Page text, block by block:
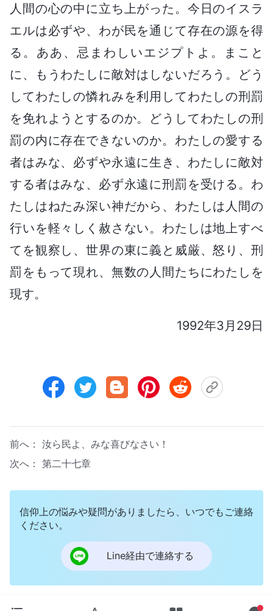
人間の心の中に立ち上がった。今日のイスラ
エルは必ずや、わが民を通じて存在の源を得
る。ああ、忌まわしいエジプトよ。まこと
に、もうわたしに敵対はしないだろう。どう
してわたしの憐れみを利用してわたしの刑罰
を免れようとするのか。どうしてわたしの刑
罰の内に存在できないのか。わたしの愛する
者はみな、必ずや永遠に生き、わたしに敵対
する者はみな、必ず永遠に刑罰を受ける。わ
たしはねたみ深い神だから、わたしは人間の
行いを軽々しく赦さない。わたしは地上すべ
てを観察し、世界の東に義と威厳、怒り、刑
罰をもって現れ、無数の人間たちにわたしを
現す。
1992年3月29日
前へ： 汝ら民よ、みな喜びなさい！
次へ： 第二十七章
信仰上の悩みや疑問がありましたら、いつでもご連絡
ください。
Line経由で連絡する